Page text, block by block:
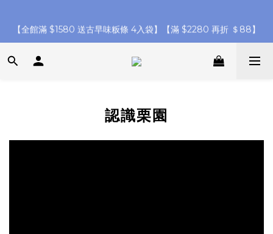
8%off】
註冊新會員再贈 $100 購物金
8%off】
認識栗園